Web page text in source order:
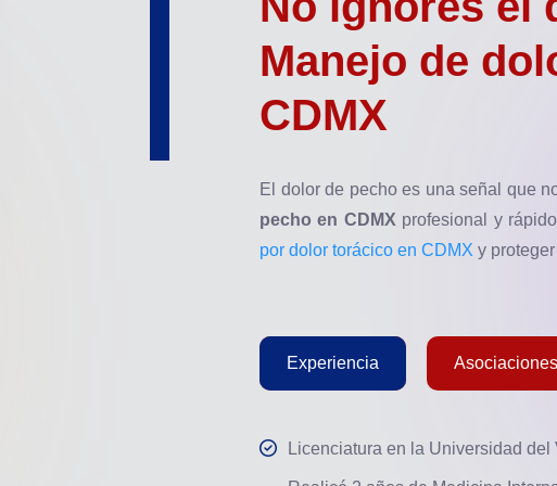
Manejo de
CDMX
El dolor de pecho es una señal que
pecho en CDMX profesional y
por dolor torácico en CDMX y
Experiencia
Licenciatura en la Universidad